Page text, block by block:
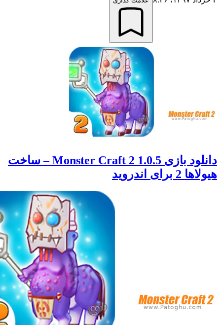
دانلود بازی Monster Craft 2 1.0.5 – ساخت
اندروید